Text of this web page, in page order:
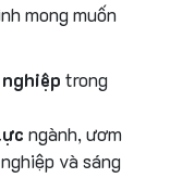
mong muốn
trong
ngành, ươm
và sáng